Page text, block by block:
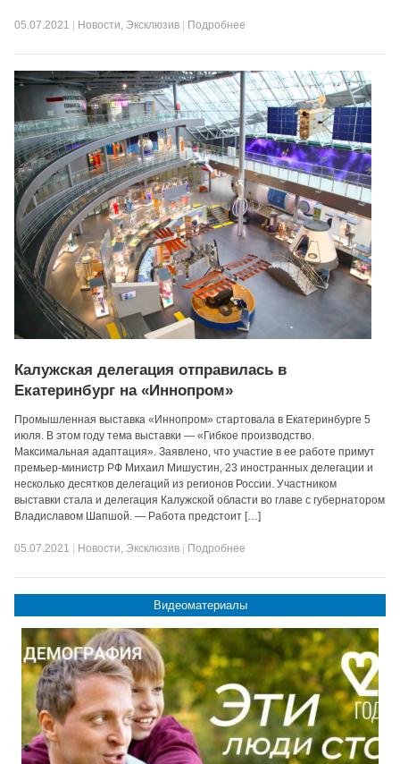
05.07.2021 Новости, Эксклюзив Подробнее
Калужская делегация отправилась в
Екатеринбург на «Иннопром»
Промышленная выставка «Иннопром» стартовала в Екатеринбурге 5
июля. В этом году тема выставки — «Гибкое производство.
Максимальная адаптация». Заявлено, что участие в ее работе примут
премьер-министр РФ Михаил Мишустин, 23 иностранных делегации и
несколько десятков делегаций из регионов России. Участником
выставки стала и делегация Калужской области во главе с губернатором
Владиславом Шапшой. — Работа предстоит […]
05.07.2021 Новости, Эксклюзив Подробнее
Видеоматериалы